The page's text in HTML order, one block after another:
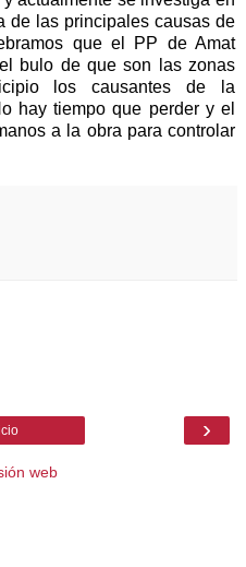
de las principales causas de
que el PP de Amat
bulo de que son las zonas
los causantes de la
hay tiempo que perder y el
a la obra para controlar
›
web